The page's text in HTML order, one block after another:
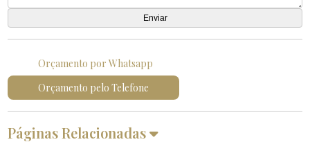
Orçamento por Whatsapp
Orçamento pelo Telefone
Páginas Relacionadas